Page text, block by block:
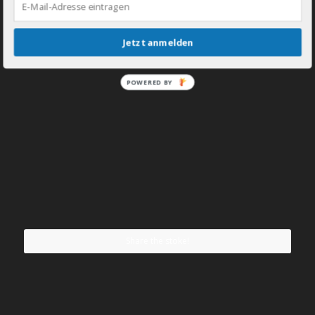
Jetzt anmelden
POWERED BY